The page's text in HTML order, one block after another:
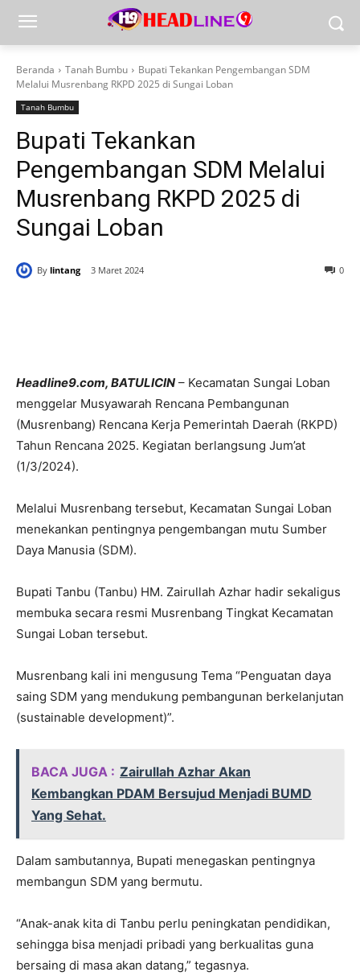
Beranda Tanah Bumbu
Bupati Tekankan Pengembangan SDM
Melalui Musrenbang RKPD 2025 di Sungai Loban
Tanah Bumbu
Bupati Tekankan
Pengembangan SDM Melalui
Musrenbang RKPD 2025 di
Sungai Loban
By lintang 3 Maret 2024 0
Headline9.com, BATULICIN – Kecamatan Sungai Loban
menggelar Musyawarah Rencana Pembangunan
(Musrenbang) Rencana Kerja Pemerintah Daerah (RKPD)
Tahun Rencana 2025. Kegiatan berlangsung Jum’at
(1/3/2024).
Melalui Musrenbang tersebut, Kecamatan Sungai Loban
menekankan pentingnya pengembangan mutu Sumber
Daya Manusia (SDM).
Bupati Tanbu (Tanbu) HM. Zairullah Azhar hadir sekaligus
membuka secara resmi Musrenbang Tingkat Kecamatan
Sungai Loban tersebut.
Musrenbang kali ini mengusung Tema “Penguatan daya
saing SDM yang mendukung pembangunan berkelanjutan
(sustainable development)”.
BACA JUGA : Zairullah Azhar Akan
Kembangkan PDAM Bersujud Menjadi BUMD
Yang Sehat.
Dalam sambutannya, Bupati menegaskan pentingnya
membangun SDM yang bermutu.
“Anak-anak kita di Tanbu perlu peningkatan pendidikan,
sehingga bisa menjadi pribadi yang berkualitas guna
bersaing di masa akan datang,” tegasnya.